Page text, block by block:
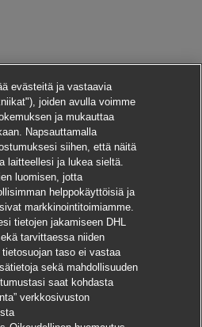
työpaikkaa
evästeitä ja vastaavia
joiden avulla voimme
ja mukauttaa
Napsauttamalla
siihen, että näitä
laitteellesi ja lukea sieltä.
luomisen, jotta
helppokäyttöisiä ja
markkinointitoimiamme.
tietojen jakamiseen DHL
tarvittaessa niiden
taso ei vastaa
sekä mahdollisuuden
saat kohdasta
verkkosivuston